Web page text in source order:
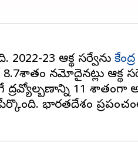
23 ఆర్థిక సర్వేను
నమోదైనట్లు ఆర్థిక
11 శాతంగా
భారతదేశం